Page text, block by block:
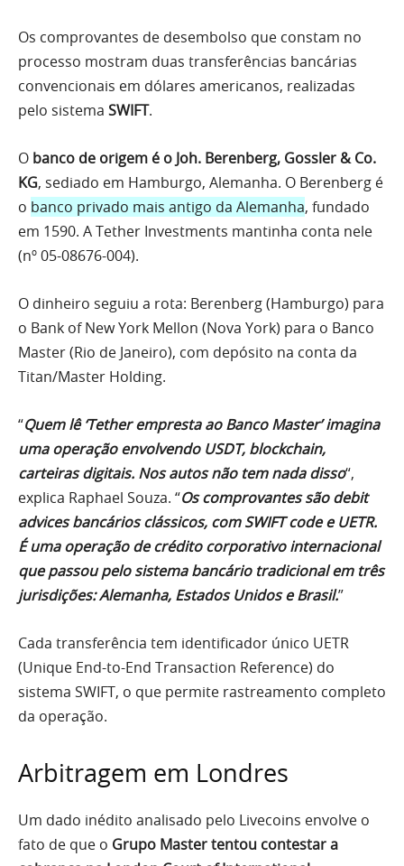
Os comprovantes de desembolso que constam no
processo mostram duas transferências bancárias
convencionais em dólares americanos, realizadas
pelo sistema SWIFT.
O banco de origem é o Joh. Berenberg, Gossler & Co.
KG, sediado em Hamburgo, Alemanha. O Berenberg é
o banco privado mais antigo da Alemanha, fundado
em 1590. A Tether Investments mantinha conta nele
(nº 05-08676-004).
O dinheiro seguiu a rota: Berenberg (Hamburgo) para
o Bank of New York Mellon (Nova York) para o Banco
Master (Rio de Janeiro), com depósito na conta da
Titan/Master Holding.
“Quem lê ‘Tether empresta ao Banco Master’ imagina
uma operação envolvendo USDT, blockchain,
carteiras digitais. Nos autos não tem nada disso“,
explica Raphael Souza. “Os comprovantes são debit
advices bancários clássicos, com SWIFT code e UETR.
É uma operação de crédito corporativo internacional
que passou pelo sistema bancário tradicional em três
jurisdições: Alemanha, Estados Unidos e Brasil.”
Cada transferência tem identificador único UETR
(Unique End-to-End Transaction Reference) do
sistema SWIFT, o que permite rastreamento completo
da operação.
Arbitragem em Londres
Um dado inédito analisado pelo Livecoins envolve o
fato de que o Grupo Master tentou contestar a